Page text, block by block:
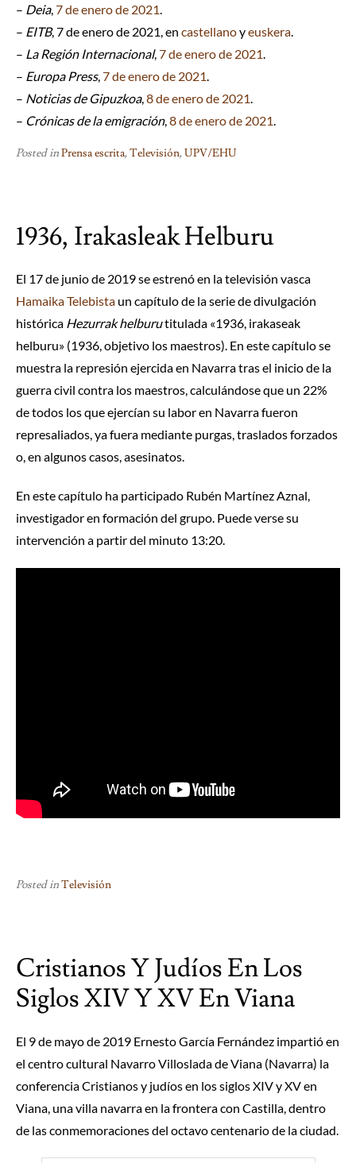
– Deia, 7 de enero de 2021
– EITB, 7 de enero de 2021, en castellanoyeuskera
– La Región Internacional, 7 de enero de 2021
– Europa Press, 7 de enero de 2021
– Noticias de Gipuzkoa, 8 de enero de 2021
– Crónicas de la emigración, 8 de enero de 2021
Posted inPrensa escrita,Televisión,UPV/EHU
1936, Irakasleak Helburu
El 17 de junio de 2019 se estrenó en la televisión vasca
Hamaika Telebista un capítulo de la serie de divulgación
histórica Hezurrak helburutitulada «1936, irakaseak
helburu» (1936, objetivo los maestros). En este capítulo se
muestra la represión ejercida en Navarra tras el inicio de la
guerra civil contra los maestros, calculándose que un 22%
de todos los que ejercían su labor en Navarra fueron
represaliados, ya fuera mediante purgas, traslados forzados
o, en algunos casos, asesinatos.
En este capítulo ha participado Rubén Martínez Aznal,
investigador en formación del grupo. Puede verse su
intervención a partir del minuto 13:20.
Posted inTelevisión
Cristianos Y Judíos En Los
Siglos XIV Y XV En Viana
El 9 de mayo de 2019 Ernesto García Fernández impartió en
el centro cultural Navarro Villoslada de Viana (Navarra) la
conferencia Cristianos y judíos en los siglos XIV y XV en
Viana, una villa navarra en la frontera con Castilla, dentro
de las conmemoraciones del octavo centenario de la ciudad.